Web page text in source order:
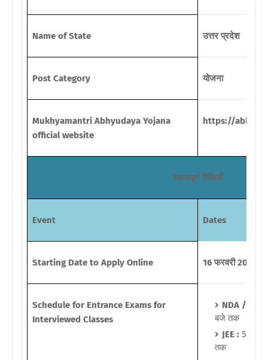
Name of State उत्तर प्रदेश
Post Category योजना
Mukhyamantri Abhyudaya Yojana
official website
https://
महत्वपूर्ण तिथियाँ
Event Dates
Starting Date to Apply Online 16 फरवरी 2021
Schedule for Entrance Exams for
Interviewed Classes
NDA /
बजे तक
JEE : 5 मार्च
तक